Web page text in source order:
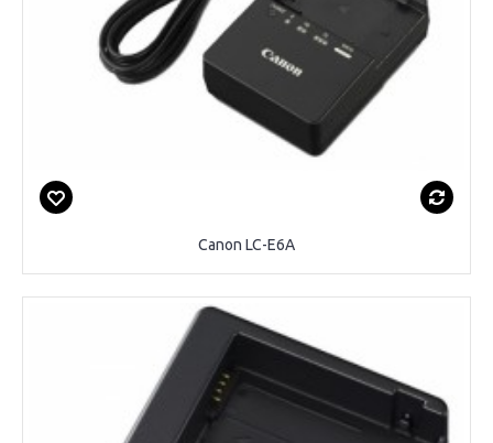
Canon LC-E6A